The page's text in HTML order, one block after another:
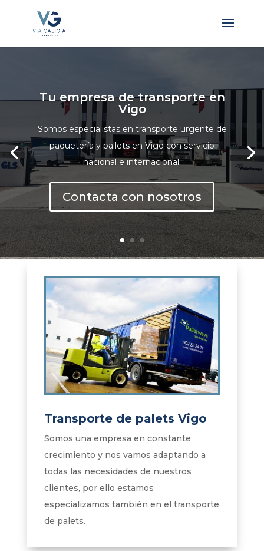
Especialistas en transporte de
pallets
Contamos con camiones preparados para
paletería, sin importar el tamaño, ya que la
diversidad de nuestros vehículos nos permite
adaptarnos sus necesidades.
Más información
Transporte de palets Vigo
Somos una empresa en constante
crecimiento y nos vamos adaptando a
todas las necesidades de nuestros
clientes, por ello estamos
especializamos también en el transporte
de palets.